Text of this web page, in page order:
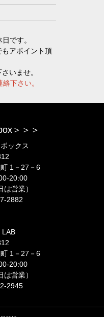
です。
アポイント頂
いませ。
下さい。
＞＞＞
ックス
1－27－6
20:00
営業）
2882
LAB
1－27－6
20:00
営業）
2945